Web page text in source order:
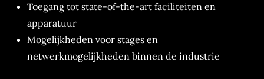
Toegang tot state-of-the-art faciliteiten en
apparatuur
Mogelijkheden voor stages en
netwerkmogelijkheden binnen de industrie